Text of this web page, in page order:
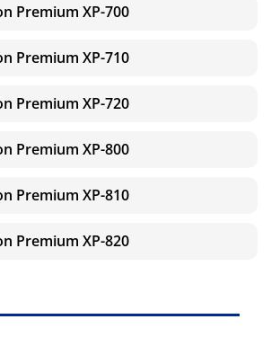
Premium XP-700
Premium XP-710
Premium XP-720
Premium XP-800
Premium XP-810
Premium XP-820